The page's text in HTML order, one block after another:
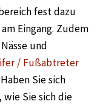
fest dazu
Eingang. Zudem
und
/ Fußabtreter
Sie sich
Sie sich die